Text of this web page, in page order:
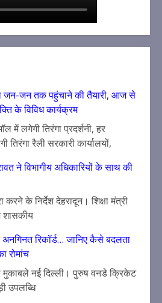
जन-जन तक पहुंचाने की तैयारी, आज से
के विविध कार्यक्रम
में लगेगी तिरंगा प्रदर्शनी, हर
तिरंगा रैली सरकारी कार्यालयों,
ने विभागीय अधिकारियों के साथ की
के निर्देश देहरादून। शिक्षा मंत्री
शासकीय
रिकॉर्ड… जानिए कैसे बदलता
रोमांच
मुकाबले नई दिल्ली। पुरुष वनडे क्रिकेट
उपलब्धि